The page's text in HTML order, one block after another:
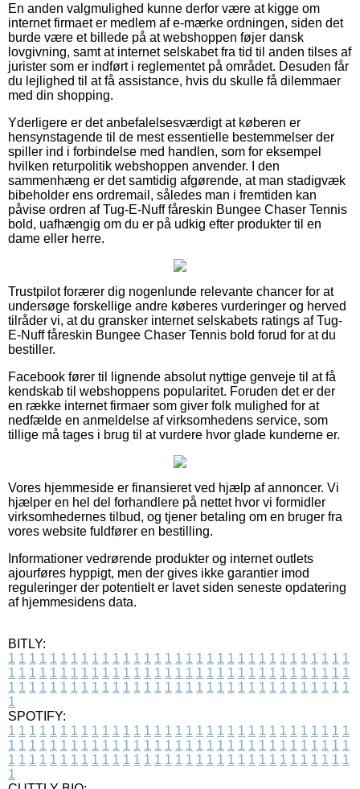
En anden valgmulighed kunne derfor være at kigge om
internet firmaet er medlem af e-mærke ordningen, siden det
burde være et billede på at webshoppen føjer dansk
lovgivning, samt at internet selskabet fra tid til anden tilses af
jurister som er indført i reglementet på området. Desuden får
du lejlighed til at få assistance, hvis du skulle få dilemmaer
med din shopping.
Yderligere er det anbefalelsesværdigt at køberen er
hensynstagende til de mest essentielle bestemmelser der
spiller ind i forbindelse med handlen, som for eksempel
hvilken returpolitik webshoppen anvender. I den
sammenhæng er det samtidig afgørende, at man stadigvæk
bibeholder ens ordremail, således man i fremtiden kan
påvise ordren af Tug-E-Nuff fåreskin Bungee Chaser Tennis
bold, uafhængig om du er på udkig efter produkter til en
dame eller herre.
Trustpilot forærer dig nogenlunde relevante chancer for at
undersøge forskellige andre køberes vurderinger og herved
tilråder vi, at du gransker internet selskabets ratings af Tug-
E-Nuff fåreskin Bungee Chaser Tennis bold forud for at du
bestiller.
Facebook fører til lignende absolut nyttige genveje til at få
kendskab til webshoppens popularitet. Foruden det er der
en række internet firmaer som giver folk mulighed for at
nedfælde en anmeldelse af virksomhedens service, som
tillige må tages i brug til at vurdere hvor glade kunderne er.
Vores hjemmeside er finansieret ved hjælp af annoncer. Vi
hjælper en hel del forhandlere på nettet hvor vi formidler
virksomhedernes tilbud, og tjener betaling om en bruger fra
vores website fuldfører en bestilling.
Informationer vedrørende produkter og internet outlets
ajourføres hyppigt, men der gives ikke garantier imod
reguleringer der potentielt er lavet siden seneste opdatering
af hjemmesidens data.
BITLY:
1 1 1 1 1 1 1 1 1 1 1 1 1 1 1 1 1 1 1 1 1 1 1 1 1 1 1 1 1 1 1 1 1
1 1 1 1 1 1 1 1 1 1 1 1 1 1 1 1 1 1 1 1 1 1 1 1 1 1 1 1 1 1 1 1 1
1 1 1 1 1 1 1 1 1 1 1 1 1 1 1 1 1 1 1 1 1 1 1 1 1 1 1 1 1 1 1 1 1
1
SPOTIFY:
1 1 1 1 1 1 1 1 1 1 1 1 1 1 1 1 1 1 1 1 1 1 1 1 1 1 1 1 1 1 1 1 1
1 1 1 1 1 1 1 1 1 1 1 1 1 1 1 1 1 1 1 1 1 1 1 1 1 1 1 1 1 1 1 1 1
1 1 1 1 1 1 1 1 1 1 1 1 1 1 1 1 1 1 1 1 1 1 1 1 1 1 1 1 1 1 1 1 1
1